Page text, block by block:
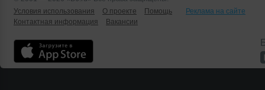
Условия использования
О проекте Помощь
Реклама на сайте
Контактная информация
Вакансии